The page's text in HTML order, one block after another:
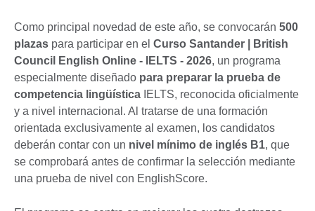
Como principal novedad de este año, se convocarán 500
plazas para participar en el Curso Santander | British
Council English Online - IELTS - 2026, un programa
especialmente diseñado para preparar la prueba de
competencia lingüística IELTS, reconocida oficialmente
y a nivel internacional. Al tratarse de una formación
orientada exclusivamente al examen, los candidatos
deberán contar con un nivel mínimo de inglés B1, que
se comprobará antes de confirmar la selección mediante
una prueba de nivel con EnglishScore.